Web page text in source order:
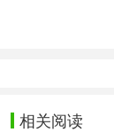
welchen
ist eine
相关阅读